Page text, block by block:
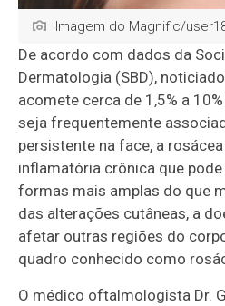
Imagem do Magnific/
De acordo com dados da
Dermatologia (SBD),
acomete cerca de 1,5% a
seja frequentemente
persistente na face, a
inflamatória crônica que
formas mais amplas do que
das alterações cutâneas, a
afetar outras regiões do
quadro conhecido como
O médico oftalmologista Dr.